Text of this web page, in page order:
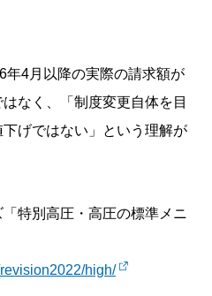
年4月以降の実際の請求額が
なく、「制度変更自体を目
げではない」という理解が
特別高圧・高圧の標準メニ
high/